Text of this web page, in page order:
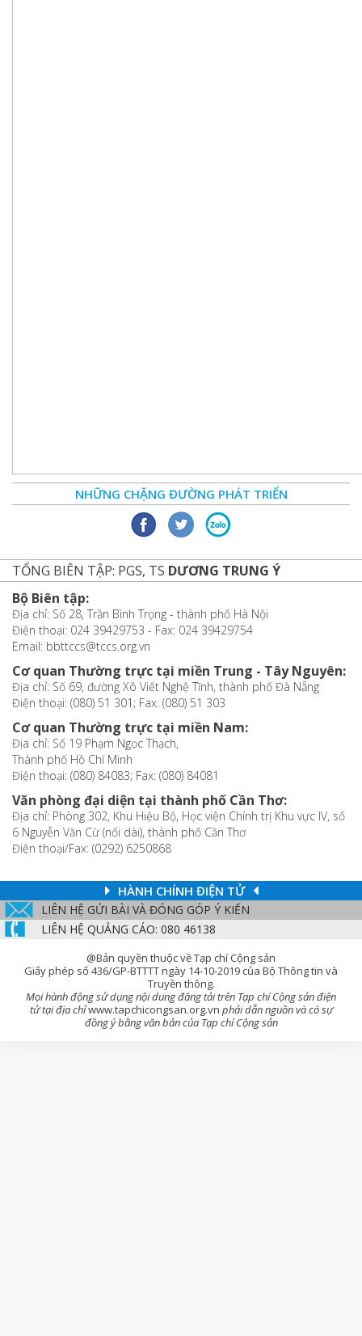
NHỮNG CHẶNG ĐƯỜNG PHÁT TRIỂN
TỔNG BIÊN TẬP: PGS, TS DƯƠNG TRUNG Ý
Bộ Biên tập:
Địa chỉ: Số 28, Trần Bình Trọng - thành phố Hà Nội
Điện thoại: 024 39429753 - Fax: 024 39429754
Email: bbttccs@tccs.org.vn
Cơ quan Thường trực tại miền Trung - Tây Nguyên:
Địa chỉ: Số 69, đường Xô Viết Nghệ Tĩnh, thành phố Đà Nẵng
Điện thoại: (080) 51 301; Fax: (080) 51 303
Cơ quan Thường trực tại miền Nam:
Địa chỉ: Số 19 Phạm Ngọc Thạch,
Thành phố Hồ Chí Minh
Điện thoại: (080) 84083; Fax: (080) 84081
Văn phòng đại diện tại thành phố Cần Thơ:
Địa chỉ: Phòng 302, Khu Hiệu Bộ, Học viện Chính trị Khu vực IV, số
6 Nguyễn Văn Cừ (nối dài), thành phố Cần Thơ
Điện thoại/Fax: (0292) 6250868
HÀNH CHÍNH ĐIỆN TỬ
LIÊN HỆ GỬI BÀI VÀ ĐÓNG GÓP Ý KIẾN
LIÊN HỆ QUẢNG CÁO: 080 46138
@Bản quyền thuộc về Tạp chí Cộng sản
Giấy phép số 436/GP-BTTTT ngày 14-10-2019 của Bộ Thông tin và
Truyền thông.
Mọi hành động sử dụng nội dung đăng tải trên Tạp chí Cộng sản điện
tử tại địa chỉwww.tapchicongsan.org.vn phải dẫn nguồn và có sự
đồng ý bằng văn bản của Tạp chí Cộng sản